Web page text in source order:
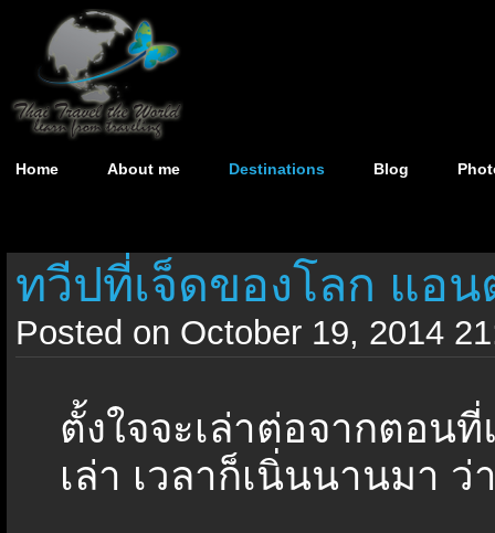
Home About me Destinations Blog
ทวีปที่เจ็ดของโลก แอ
Posted on October 19, 2014
ตั้งใจจะเล่าต่อจากตอ
เล่า เวลาก็เนิ่นนานมา